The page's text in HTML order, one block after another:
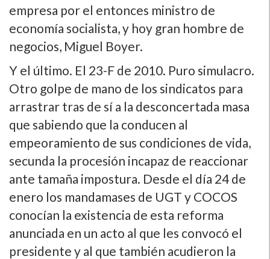
empresa por el entonces ministro de
economí­a socialista, y hoy gran hombre de
negocios, Miguel Boyer.
Y el último. El 23-F de 2010. Puro simulacro.
Otro golpe de mano de los sindicatos para
arrastrar tras de sí­ a la desconcertada masa
que sabiendo que la conducen al
empeoramiento de sus condiciones de vida,
secunda la procesión incapaz de reaccionar
ante tamaña impostura. Desde el dí­a 24 de
enero los mandamases de UGT y COCOS
conocí­an la existencia de esta reforma
anunciada en un acto al que les convocó el
presidente y al que también acudieron la